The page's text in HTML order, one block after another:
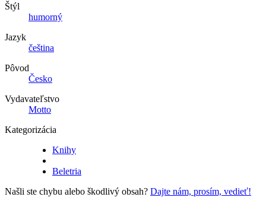
Štýl
humorný
Jazyk
čeština
Pôvod
Česko
Vydavateľstvo
Motto
Kategorizácia
Knihy
Beletria
Našli ste chybu alebo škodlivý obsah? Dajte nám, prosím, vedieť!